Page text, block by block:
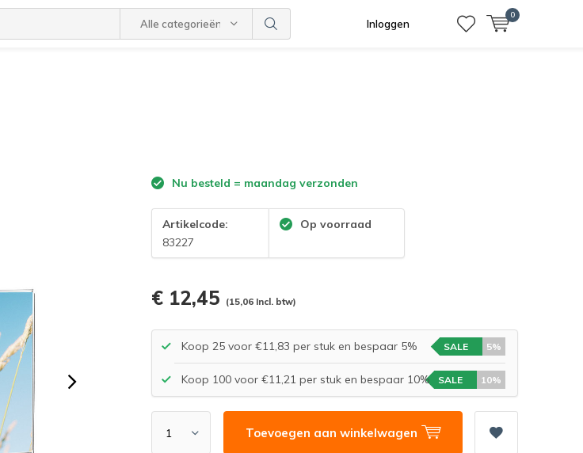
Alle categorieën Inloggen
0
Nu besteld = maandag verzonden
Artikelcode:
83227
Op voorraad
€ 12,45 (15,06 Incl. btw)
Koop 25 voor €11,83 per stuk en bespaar 5% SALE 5%
Koop 100 voor €11,21 per stuk en bespaar 10% SALE 10%
Toevoegen aan winkelwagen